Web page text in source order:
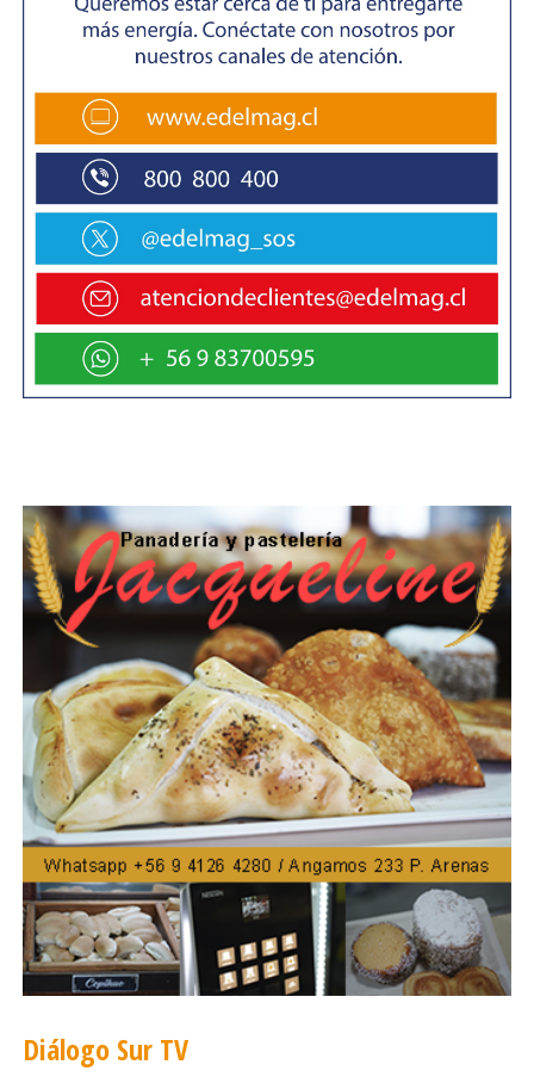
La jornada incluyó charlas abiertas para estudiantes de
liceos técnico-profesionales, quienes conocieron las
oportunidades laborales, nuevos productos y el impacto
real de la industria turística en el desarrollo regional.
Además, durante el encuentro se firmó un convenio de
colaboración entre HYST y RedSalud, con el objetivo de
establecer una alianza estratégica que beneficie tanto a
los turistas como a los colaboradores de las empresas
que son parte de HYST. Este acuerdo permitirá ofrecer
servicios médicos preferentes para turistas nacionales y
extranjeros que visiten la región.
del turismo en Magallanes, y ya anunció su séptima
versión para el 6 de agosto de 2026.
Diálogo Sur TV